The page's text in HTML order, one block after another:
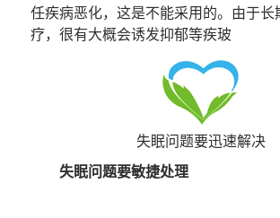
任疾病恶化，这是不能采用的。由于长
疗，很有大概会诱发抑郁等疾玻
失眠问题要迅速解决
失眠问题要敏捷处理